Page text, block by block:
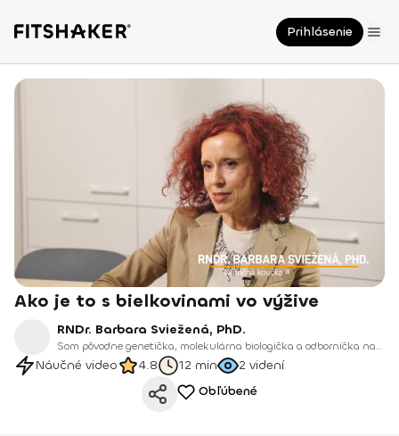
Prihlásenie
Ako je to s bielkovinami vo výžive
RNDr. Barbara Sviežená, PhD.
Som pôvodne genetička, molekulárna biologička a odborníčka na DNA a RNA. Po rokoch výskumu som sa rozhodla svoj odbor rozšíriť a pretaviť do praxe, ktorá pomáha ľuďom meniť ich životy.
Náučné video 4.8 12 min 2 videní
Obľúbené